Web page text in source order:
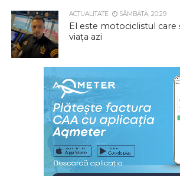
ACTUALITATE SÂMBĂTĂ, 20:29
El este motociclistul care
viața azi